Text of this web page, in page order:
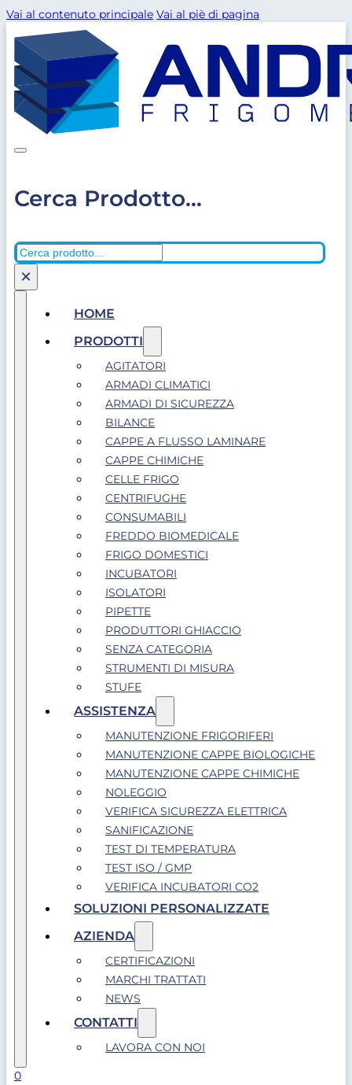
Vai al contenuto principale Vai al piè di pagina
Cerca Prodotto...
Cerca
×
HOME
PRODOTTI
AGITATORI
ARMADI CLIMATICI
ARMADI DI SICUREZZA
BILANCE
CAPPE A FLUSSO LAMINARE
CAPPE CHIMICHE
CELLE FRIGO
CENTRIFUGHE
CONSUMABILI
FREDDO BIOMEDICALE
FRIGO DOMESTICI
INCUBATORI
ISOLATORI
PIPETTE
PRODUTTORI GHIACCIO
SENZA CATEGORIA
STRUMENTI DI MISURA
STUFE
ASSISTENZA
MANUTENZIONE FRIGORIFERI
MANUTENZIONE CAPPE BIOLOGICHE
MANUTENZIONE CAPPE CHIMICHE
NOLEGGIO
VERIFICA SICUREZZA ELETTRICA
SANIFICAZIONE
TEST DI TEMPERATURA
TEST ISO / GMP
VERIFICA INCUBATORI CO2
SOLUZIONI PERSONALIZZATE
AZIENDA
CERTIFICAZIONI
MARCHI TRATTATI
NEWS
CONTATTI
LAVORA CON NOI
0